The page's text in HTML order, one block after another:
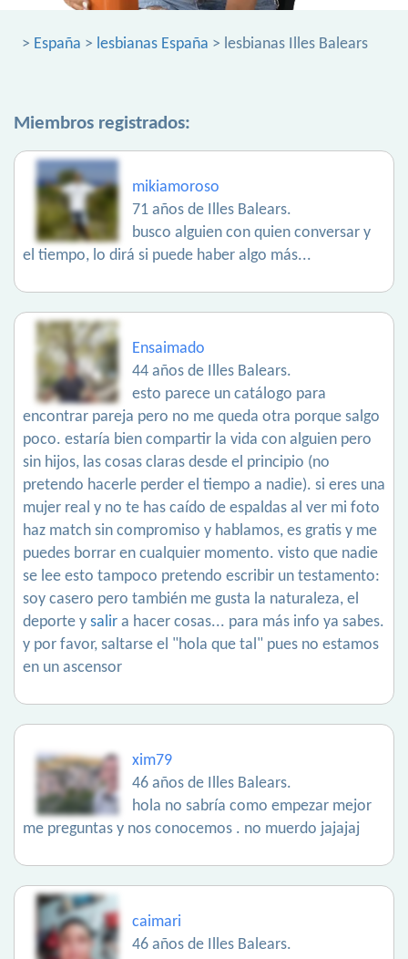
> España > lesbianas España > lesbianas Illes Balears
Miembros registrados:
mikiamoroso
71 años de Illes Balears.
busco alguien con quien conversar y
el tiempo, lo dirá si puede haber algo más...
Ensaimado
44 años de Illes Balears.
esto parece un catálogo para
encontrar pareja pero no me queda otra porque salgo
poco. estaría bien compartir la vida con alguien pero
sin hijos, las cosas claras desde el principio (no
pretendo hacerle perder el tiempo a nadie). si eres una
mujer real y no te has caído de espaldas al ver mi foto
haz match sin compromiso y hablamos, es gratis y me
puedes borrar en cualquier momento. visto que nadie
se lee esto tampoco pretendo escribir un testamento:
soy casero pero también me gusta la naturaleza, el
deporte y salir a hacer cosas... para más info ya sabes.
y por favor, saltarse el "hola que tal" pues no estamos
en un ascensor
xim79
46 años de Illes Balears.
hola no sabría como empezar mejor
me preguntas y nos conocemos . no muerdo jajajaj
caimari
46 años de Illes Balears.